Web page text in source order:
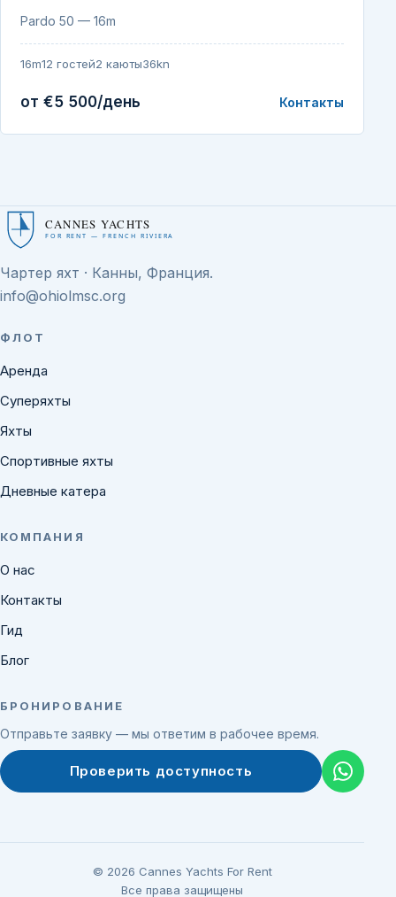
Pardo 50 — 16m
16m12 гостей2 каюты36kn
от €5 500/день Контакты
CANNES YACHTS
FOR RENT — FRENCH RIVIERA
Чартер яхт · Канны, Франция.
info@ohiolmsc.org
ФЛОТ
Аренда
Суперяхты
Яхты
Спортивные яхты
Дневные катера
КОМПАНИЯ
О нас
Контакты
Гид
Блог
БРОНИРОВАНИЕ
Отправьте заявку — мы ответим в рабочее время.
Проверить доступность
© 2026 Cannes Yachts For Rent
Все права защищены